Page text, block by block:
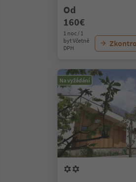
Od
160€
1 noc / 1
byt Včetně
DPH
Na vyžádání